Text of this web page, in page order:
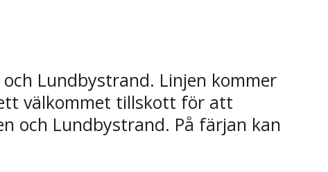
Lundbystrand. Linjen kommer
välkommet tillskott för att
och Lundbystrand. På färjan kan